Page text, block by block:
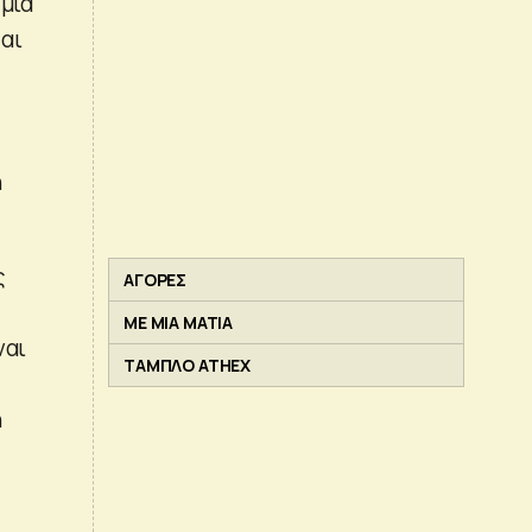
ΑΓΟΡΕΣ
ΜΕ ΜΙΑ ΜΑΤΙΑ
ΤΑΜΠΛΟ ATHEX